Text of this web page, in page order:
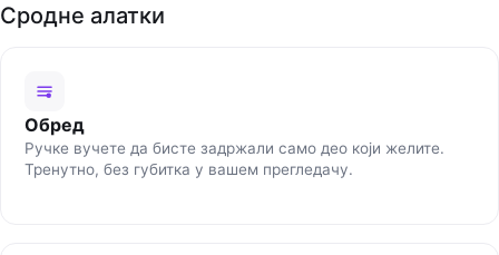
Сродне алатки
Обред
Ручке вучете да бисте задржали само део који желите.
Тренутно, без губитка у вашем прегледачу.